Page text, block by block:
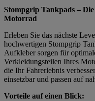
Stompgrip Tankpads –
Motorrad
Erleben Sie das nächste
hochwertigen Stompgrip
Aufkleber sorgen für
Verkleidungsteilen Ihres
die Ihr Fahrerlebnis
einsetzbar und passen auf
Vorteile auf einen Blick: